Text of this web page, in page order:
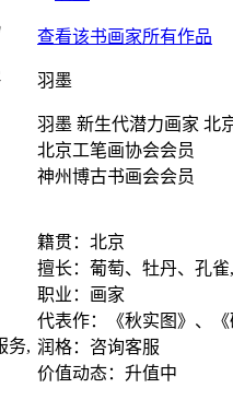
务,
查看该书画家所有作品
羽墨
羽墨 新生代潜力画家 北
北京工笔画协会会员
神州博古书画会会员
籍贯：北京
擅长：葡萄、牡丹、孔
职业：画家
代表作：《秋实图》、《
润格：咨询客服
价值动态：升值中